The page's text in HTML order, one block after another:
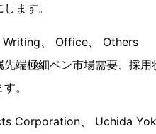
ます。
、 Office、 Others
端極細ペン市場需要、採
。
Corporation、 Uchida